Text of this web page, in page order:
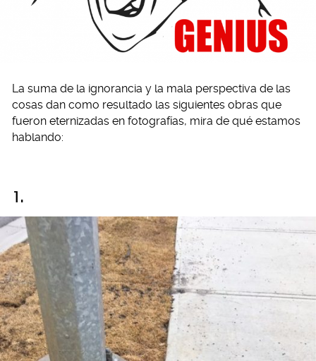
La suma de la ignorancia y la mala perspectiva de las
cosas dan como resultado las siguientes obras que
fueron eternizadas en fotografías, mira de qué estamos
hablando:
1.